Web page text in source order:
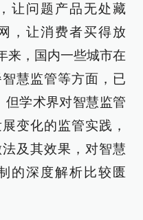
让问题产品无处藏
，让消费者买得放
来，国内一些城市在
慧监管等方面，已
但学术界对智慧监管
变化的监管实践，
及其效果，对智慧
的深度解析比较匮